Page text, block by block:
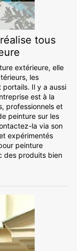
tous
extérieure, elle
les
Il y a aussi
est à la
professionnels et
peinture sur les
la via son
expérimentés
peinture
des produits bien